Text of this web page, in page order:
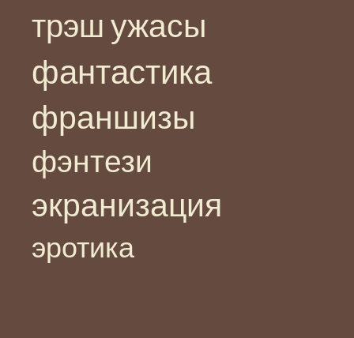
трэш ужасы
фантастика
франшизы
фэнтези
экранизация
эротика